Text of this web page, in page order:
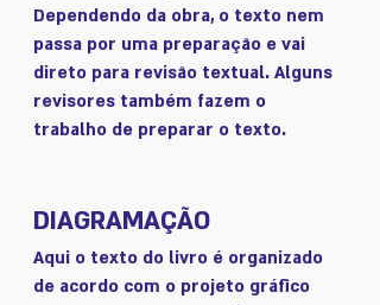
Dependendo da obra, o texto nem
passa por uma preparação e vai
direto para revisão textual. Alguns
revisores também fazem o
trabalho de preparar o texto.
DIAGRAMAÇÃO
Aqui o texto do livro é organizado
de acordo com o projeto gráfico